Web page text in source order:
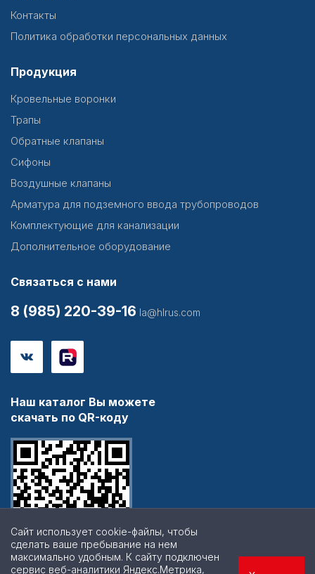
Контакты
Политика обработки персональных данных
Продукция
Кровельные воронки
Трапы
Обратные клапаны
Сифоны
Воздушные клапаны
Арматура для подземного ввода трубопроводов
Комплектующие для канализации
Дополнительное оборудование
Связаться с нами
8 (985) 220-39-16 la@hlrus.com
Наш каталог Вы можете
скачать по QR-коду
Сайт использует cookie-файлы, чтобы
сделать ваше пребывание на нем
максимально удобным. К cайту подключен
сервис веб-аналитики Яндекс.Метрика,